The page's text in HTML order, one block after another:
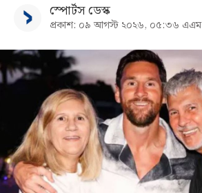
স্পোর্টস ডেস্ক
প্রকাশ: ০৯ আগস্ট ২০২৬, ০৫:৩৬ এএম